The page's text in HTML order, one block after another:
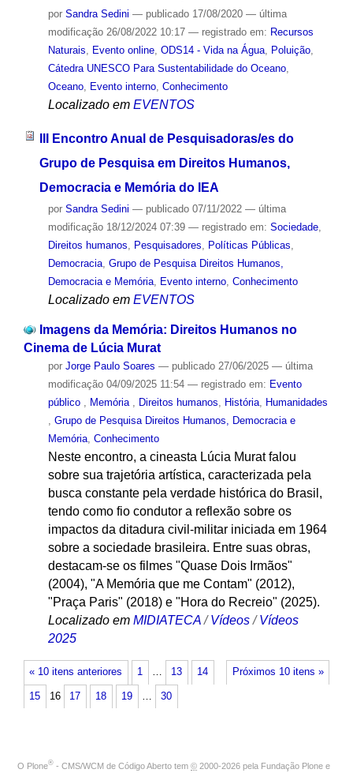
por Sandra Sedini — publicado17/08/2020 — última
modificação26/08/2022 10:17 — registrado em: Recursos
Naturais
Evento online, ODS14 - Vida na Água, Poluição,
Cátedra UNESCO Para Sustentabilidade do Oceano,
Oceano, Evento interno, Conhecimento
Localizado em EVENTOS
III Encontro Anual de Pesquisadoras/es do
Grupo de Pesquisa em Direitos Humanos,
Democracia e Memória do IEA
por Sandra Sedini — publicado07/11/2022 — última
modificação18/12/2024 07:39 — registrado em: Sociedade,
Direitos humanos
Pesquisadores Políticas Públicas
Democracia, Grupo de Pesquisa Direitos Humanos,
Democracia e Memória, Evento interno, Conhecimento
Localizado em EVENTOS
Imagens da Memória: Direitos Humanos no
Cinema de Lúcia Murat
por Jorge Paulo Soares — publicado27/06/2025 — última
modificação04/09/2025 11:54 — registrado em: Evento
público , Memória , Direitos humanos, História, Humanidades
, Grupo de Pesquisa Direitos Humanos, Democracia e
Memória, Conhecimento
Neste encontro, a cineasta Lúcia Murat falou
sobre sua trajetória artística, caracterizada pela
busca constante pela verdade histórica do Brasil,
tendo como fio condutor a reflexão sobre os
impactos da ditadura civil-militar iniciada em 1964
sobre a sociedade brasileira. Entre suas obras,
destacam-se os filmes "Quase Dois Irmãos"
(2004), "A Memória que me Contam" (2012),
"Praça Paris" (2018) e "Hora do Recreio" (2025).
Localizado em MIDIATECA /Vídeos /Vídeos
2025
« 10 itens anteriores Próximos 10 itens »
1 … 13 14
15 16 17 18 19 … 30
O Plone® - CMS/WCM de Código Aberto tem © 2000-2026 pela Fundação Plone e